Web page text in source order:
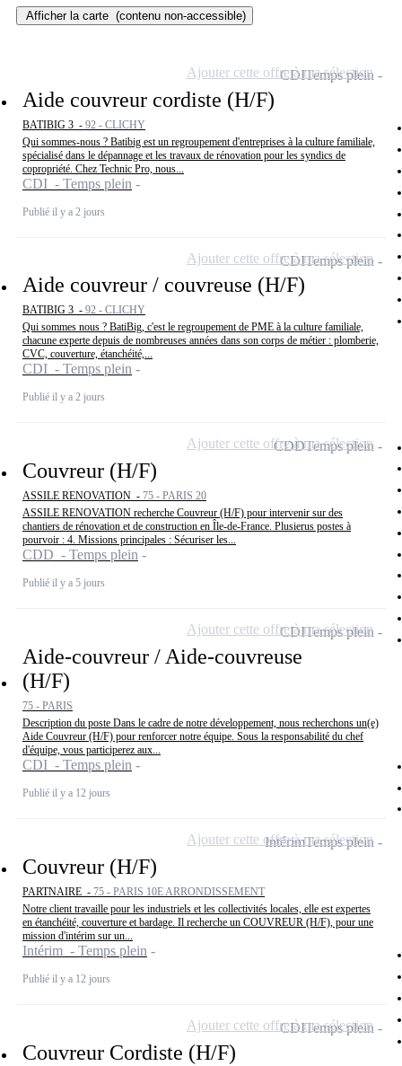
Afficher la carte (contenu non-accessible)
Aide couvreur cordiste (H/F)
BATIBIG 3 - 92 - CLICHY
Qui sommes-nous ? Batibig est un regroupement d'entreprises à la culture familiale,
spécialisé dans le dépannage et les travaux de rénovation pour les syndics de
copropriété. Chez Technic Pro, nous...
CDI - Temps plein
Publié il y a 2 jours
CDITemps plein
Ajouter cette offre à ma sélection
Aide couvreur / couvreuse (H/F)
BATIBIG 3 - 92 - CLICHY
Qui sommes nous ? BatiBig, c'est le regroupement de PME à la culture familiale,
chacune experte depuis de nombreuses années dans son corps de métier : plomberie,
CVC, couverture, étanchéité,...
CDI - Temps plein
Publié il y a 2 jours
CDITemps plein
Ajouter cette offre à ma sélection
Couvreur (H/F)
ASSILE RENOVATION - 75 - PARIS 20
ASSILE RENOVATION recherche Couvreur (H/F) pour intervenir sur des
chantiers de rénovation et de construction en Île-de-France. Plusierus postes à
pourvoir : 4. Missions principales : Sécuriser les...
CDD - Temps plein
Publié il y a 5 jours
CDDTemps plein
Ajouter cette offre à ma sélection
Aide-couvreur / Aide-couvreuse
(H/F)
75 - PARIS
Description du poste Dans le cadre de notre développement, nous recherchons un(e)
Aide Couvreur (H/F) pour renforcer notre équipe. Sous la responsabilité du chef
d'équipe, vous participerez aux...
CDI - Temps plein
Publié il y a 12 jours
CDITemps plein
Ajouter cette offre à ma sélection
Couvreur (H/F)
PARTNAIRE - 75 - PARIS 10E ARRONDISSEMENT
Notre client travaille pour les industriels et les collectivités locales, elle est expertes
en étanchéité, couverture et bardage. Il recherche un COUVREUR (H/F), pour une
mission d'intérim sur un...
Intérim - Temps plein
Publié il y a 12 jours
IntérimTemps plein
Ajouter cette offre à ma sélection
Couvreur Cordiste (H/F)
CDITemps plein
Ajouter cette offre à ma sélection